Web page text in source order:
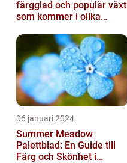
färgglad och populär växt
som kommer i olika
06 januari 2024
Summer Meadow
Palettblad: En Guide till
Färg och Skönhet i